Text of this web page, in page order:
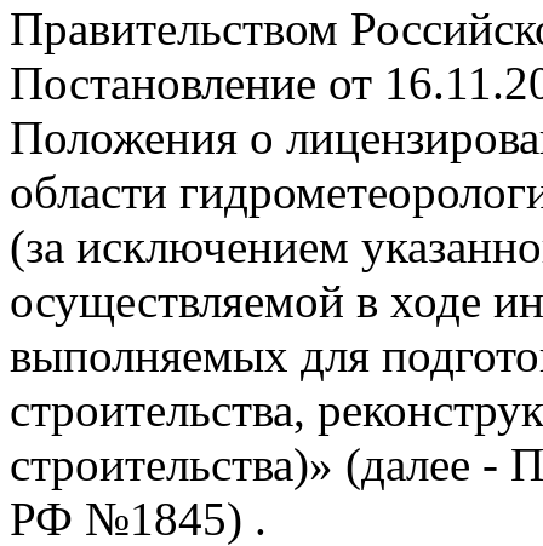
Правительством
Постановление от
Положения о
области
(за исключением
осуществляемой в ходе
выполняемых для
строительства,
строительства)» (далее -
РФ №1845) .